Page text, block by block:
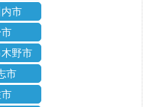
市
野市
市